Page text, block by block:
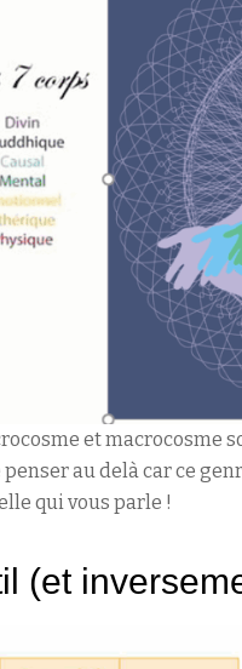
et macrocosme
au delà car ce
qui vous parle !
(et